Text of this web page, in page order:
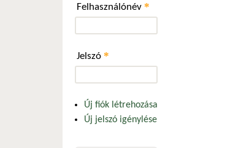
Felhasználónév *
Jelszó *
Új fiók létrehozása
Új jelszó igénylése